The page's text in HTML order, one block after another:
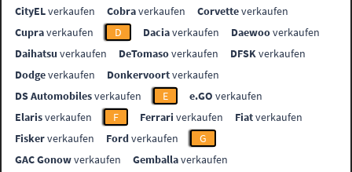
CityELverkaufen Cobraverkaufen Corvetteverkaufen
Cupraverkaufen D Daciaverkaufen Daewooverkaufen
Daihatsu verkaufen DeTomasoverkaufen DFSKverkaufen
Dodgeverkaufen Donkervoortverkaufen
DS Automobilesverkaufen E e.GO verkaufen
Elarisverkaufen F Ferrari verkaufen Fiatverkaufen
Fiskerverkaufen Fordverkaufen
G
GAC Gonowverkaufen Gemballaverkaufen